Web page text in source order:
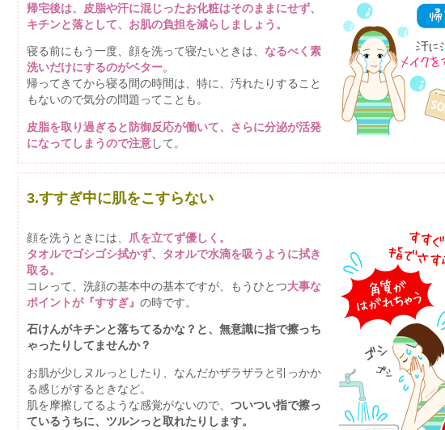
帰宅後は、皮脂や汗に混じったお化粧はそのままにせず、
キチンと落として、お肌の負担を減らしましょう。
寝る前にもう一度、顔を洗って寝たいときは、 なるべく素
洗いだけにするのがベター。
帰ってきてから寝る間の時間は、特に、汚れたりすること
もないので気分の問題ってことも。
皮脂を取り過ぎると防御反応が働いて、さらに分泌が活発
になってしまうので注意して。
3.すすぎ中に肌をこすらない
顔を洗うときには、
爪を立てず優しく。
タオルでゴシゴシ拭かず、タオルで水滴を吸うように拭き
取る。
コレって、洗顔の基本中の基本ですが、もうひとつ大事な
ポイントが『すすぎ』 の時です。
石けんがキチンと落ちてるかな？と、無意識に指で擦っち
ゃったりしてませんか？
お肌が少しヌルっとしたり、なんだかザラザラと引っかか
る感じがするときなど。
肌を摩擦してるような感覚がないので、 ついつい指で擦っ
ているうちに、ツルンっと取れたりします。